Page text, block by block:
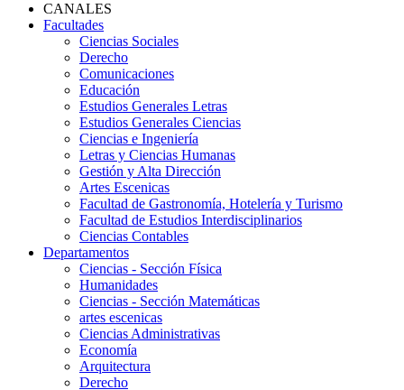
CANALES
Facultades
Ciencias Sociales
Derecho
Comunicaciones
Educación
Estudios Generales Letras
Estudios Generales Ciencias
Ciencias e Ingeniería
Letras y Ciencias Humanas
Gestión y Alta Dirección
Artes Escenicas
Facultad de Gastronomía, Hotelería y Turismo
Facultad de Estudios Interdisciplinarios
Ciencias Contables
Departamentos
Ciencias - Sección Física
Humanidades
Ciencias - Sección Matemáticas
artes escenicas
Ciencias Administrativas
Economía
Arquitectura
Derecho